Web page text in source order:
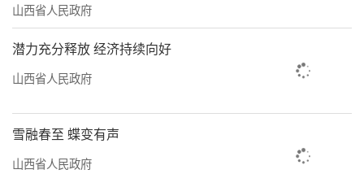
山西省人民政府
潜力充分释放 经济持续向好
山西省人民政府
雪融春至 蝶变有声
山西省人民政府